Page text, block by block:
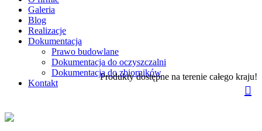
Galeria
Blog
Realizacje
Dokumentacja
Prawo budowlane
Dokumentacja do oczyszczalni
Dokumentacja do zbiorników
Kontakt
Produkty dostępne na terenie całego kraju!